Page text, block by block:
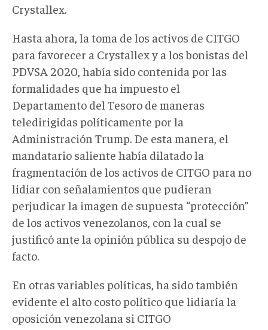
Crystallex.
Hasta ahora, la toma de los activos de CITGO
para favorecer a Crystallex y a los bonistas del
PDVSA 2020, había sido contenida por las
formalidades que ha impuesto el
Departamento del Tesoro de maneras
teledirigidas políticamente por la
Administración Trump. De esta manera, el
mandatario saliente había dilatado la
fragmentación de los activos de CITGO para no
lidiar con señalamientos que pudieran
perjudicar la imagen de supuesta “protección”
de los activos venezolanos, con la cual se
justificó ante la opinión pública su despojo de
facto.
En otras variables políticas, ha sido también
evidente el alto costo político que lidiaría la
oposición venezolana si CITGO